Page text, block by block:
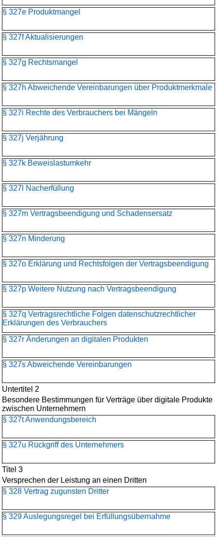
§ 327e Produktmangel
§ 327f Aktualisierungen
§ 327g Rechtsmangel
§ 327h Abweichende Vereinbarungen über Produktmerkmale
§ 327i Rechte des Verbrauchers bei Mängeln
§ 327j Verjährung
§ 327k Beweislastumkehr
§ 327l Nacherfüllung
§ 327m Vertragsbeendigung und Schadensersatz
§ 327n Minderung
§ 327o Erklärung und Rechtsfolgen der Vertragsbeendigung
§ 327p Weitere Nutzung nach Vertragsbeendigung
§ 327q Vertragsrechtliche Folgen datenschutzrechtlicher
Erklärungen des Verbrauchers
§ 327r Änderungen an digitalen Produkten
§ 327s Abweichende Vereinbarungen
Untertitel 2
Besondere Bestimmungen für Verträge über digitale Produkte
zwischen Unternehmern
§ 327t Anwendungsbereich
§ 327u Rückgriff des Unternehmers
Titel 3
Versprechen der Leistung an einen Dritten
§ 328 Vertrag zugunsten Dritter
§ 329 Auslegungsregel bei Erfüllungsübernahme